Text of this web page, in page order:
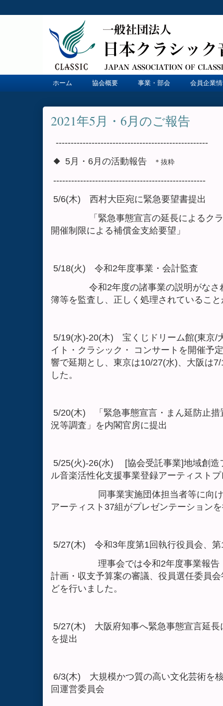
ホーム 協会概要 事業・部会 会員企業
2021年5月・6月のご報告
---------------------------------------------------
◆ 5月・6月の活動報告 ＊抜粋
---------------------------------------------------
5/6(木) 西村大臣宛に緊急要望書提出
「緊急事態宣言の延長によるクラシ
開催制限による補償金支給要望」
5/18(火) 令和2年度事業・会計監査
令和2年度の諸事業の説明がなされ
簿等を監査し、正しく処理されているこ
5/19(水)-20(木) 宝くじドリーム館(東京
イト・クラシック・ コンサートを開催予
響で延期とし、東京は10/27(水)、大阪は
した。
5/20(木) 「緊急事態宣言・まん延防止措
況等調査」を内閣官房に提出
5/25(火)-26(水) [協会受託事業]地域創造
ル音楽活性化支援事業登録アーティスト
同事業実施団体担当者等に向け、
アーティスト37組がプレゼンテーション
5/27(木) 令和3年度第1回執行役員会、第
理事会では令和2年度事業報告・
計画・収支予算案の審議、役員選任委員
どを行いました。
5/27(木) 大阪府知事へ緊急事態宣言延長
を提出
6/3(木) 大規模かつ質の高い文化芸術を
回運営委員会